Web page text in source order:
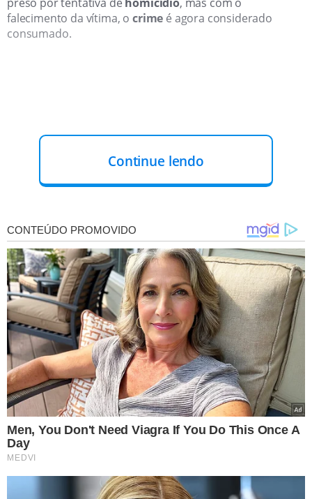
falecimento da vítima, o crime é agora considerado
consumado.
Continue lendo